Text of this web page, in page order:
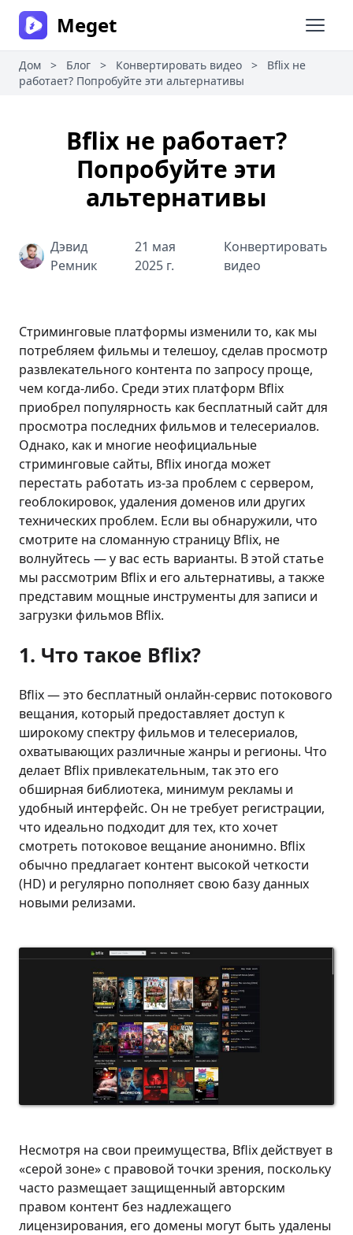
Meget
Дом > Блог > Конвертировать видео >
Bflix не
работает? Попробуйте эти альтернативы
Bflix не работает?
Попробуйте эти
альтернативы
Дэвид
Ремник
21 мая
2025 г.
Конвертировать
видео
Стриминговые платформы изменили то, как мы
потребляем фильмы и телешоу, сделав просмотр
развлекательного контента по запросу проще,
чем когда-либо. Среди этих платформ Bflix
приобрел популярность как бесплатный сайт для
просмотра последних фильмов и телесериалов.
Однако, как и многие неофициальные
стриминговые сайты, Bflix иногда может
перестать работать из-за проблем с сервером,
геоблокировок, удаления доменов или других
технических проблем. Если вы обнаружили, что
смотрите на сломанную страницу Bflix, не
волнуйтесь — у вас есть варианты. В этой статье
мы рассмотрим Bflix и его альтернативы, а также
представим мощные инструменты для записи и
загрузки фильмов Bflix.
1. Что такое Bflix?
Bflix — это бесплатный онлайн-сервис потокового
вещания, который предоставляет доступ к
широкому спектру фильмов и телесериалов,
охватывающих различные жанры и регионы. Что
делает Bflix привлекательным, так это его
обширная библиотека, минимум рекламы и
удобный интерфейс. Он не требует регистрации,
что идеально подходит для тех, кто хочет
смотреть потоковое вещание анонимно. Bflix
обычно предлагает контент высокой четкости
(HD) и регулярно пополняет свою базу данных
новыми релизами.
Несмотря на свои преимущества, Bflix действует в
«серой зоне» с правовой точки зрения, поскольку
часто размещает защищенный авторским
правом контент без надлежащего
лицензирования, его домены могут быть удалены